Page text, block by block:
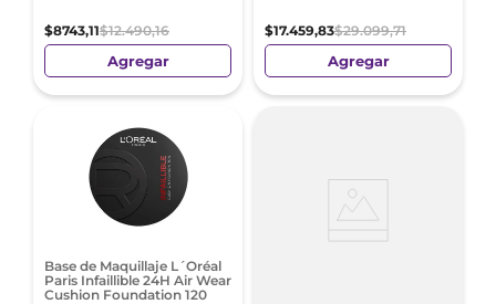
$8743,11$12.490,16
Agregar
$17.459,83$29.099,71
Agregar
Base de Maquillaje L´Oréal
Paris Infaillible 24H Air Wear
Cushion Foundation 120